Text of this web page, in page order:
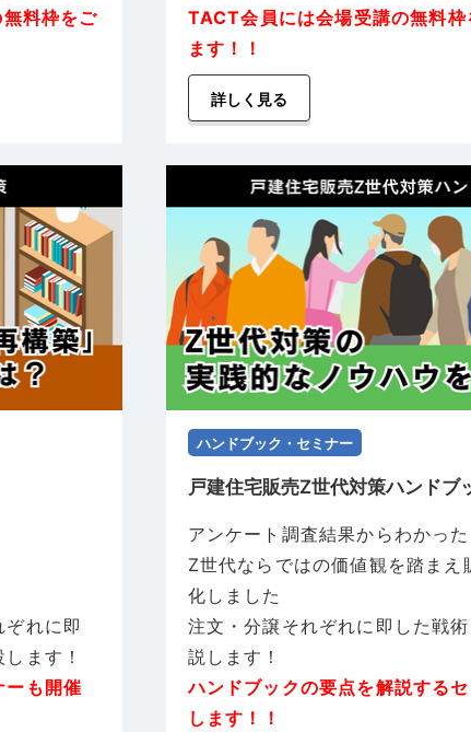
料枠をご
TACT会員には会場受講の無料枠
ます！！
詳しく見る
れに即
ます！
ーも開催
ハンドブック・セミナー
戸建住宅販売Z世代対策ハンドブ
アンケート調査結果からわかった
Z世代ならではの価値観を踏まえ
化しました
注文・分譲それぞれに即した戦
説します！
ハンドブックの要点を解説する
します！！